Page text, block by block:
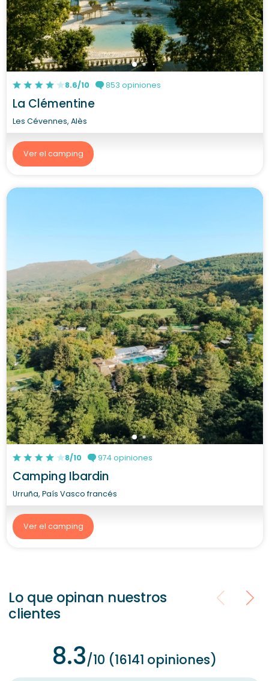
8.6/10 853 opiniones
La Clémentine
Les Cévennes, Alès
Ver el camping
8/10 974 opiniones
Camping Ibardin
Urruña, País Vasco francés
Ver el camping
Lo que opinan nuestros
clientes
8.3/10 (16141 opiniones)